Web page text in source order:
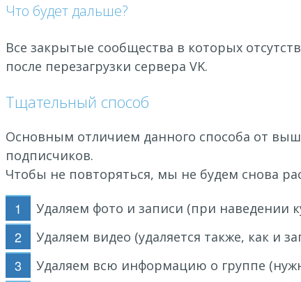
Что будет дальше?
Все закрытые сообщества в которых
после перезагрузки сервера VK.
Тщательный способ
Основным отличием данного способа от
подписчиков.
Чтобы не повторяться, мы не будем снова
Удаляем фото и записи (при наведении
Удаляем видео (удаляется также, как и
Удаляем всю информацию о группе